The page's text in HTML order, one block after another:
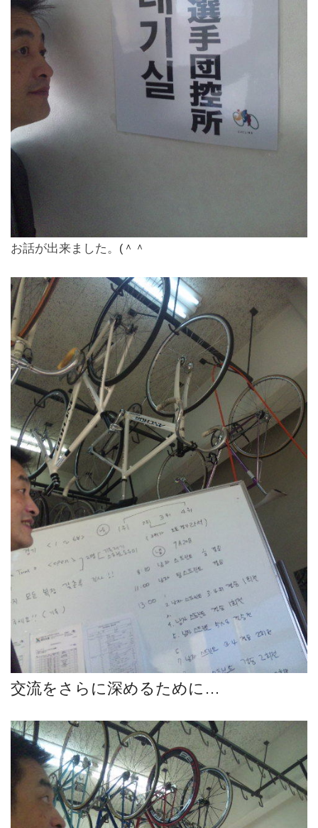
お話が出来ました。 (＾＾ゞ
交流をさらに深めるために…